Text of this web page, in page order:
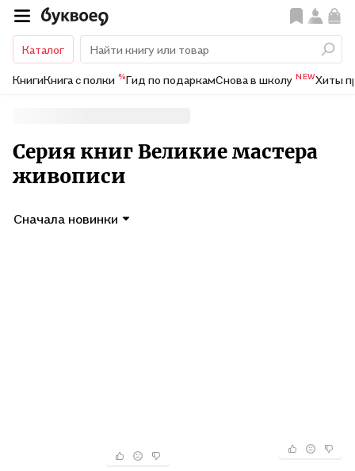
Каталог
КнигиКнига с полки %Гид по подаркамСнова в школу NEWХиты
Серия книг Великие мастера
живописи
Сначала новинки